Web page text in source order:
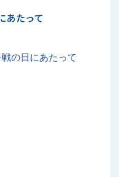
あたって